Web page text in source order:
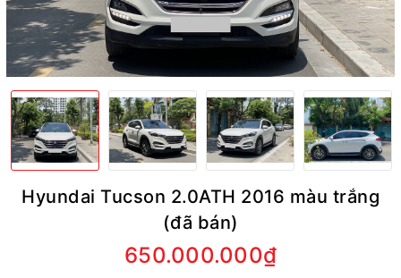
Hyundai Tucson 2.0ATH 2016 màu trắng
(đã bán)
650.000.000₫